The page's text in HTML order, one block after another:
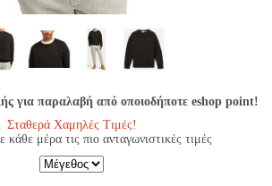
για παραλαβή από οποιοδήποτε eshop point!
Σταθερά Χαμηλές Τιμές!
κάθε μέρα τις πιο ανταγωνιστικές τιμές